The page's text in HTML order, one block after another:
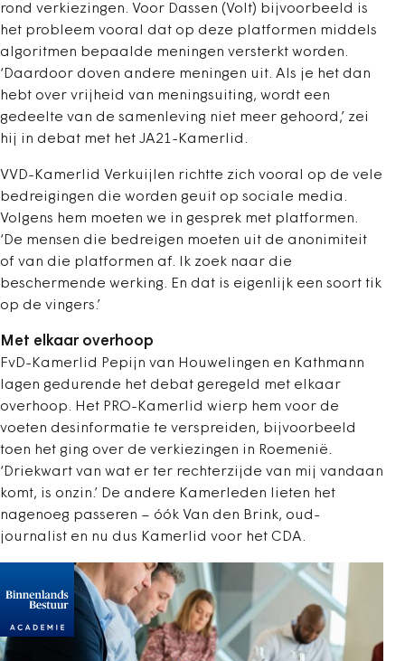
rond verkiezingen. Voor Dassen (Volt) bijvoorbeeld is
het probleem vooral dat op deze platformen middels
algoritmen bepaalde meningen versterkt worden.
‘Daardoor doven andere meningen uit. Als je het dan
hebt over vrijheid van meningsuiting, wordt een
gedeelte van de samenleving niet meer gehoord,’ zei
hij in debat met het JA21-Kamerlid.
VVD-Kamerlid Verkuijlen richtte zich vooral op de vele
bedreigingen die worden geuit op sociale media.
Volgens hem moeten we in gesprek met platformen.
‘De mensen die bedreigen moeten uit de anonimiteit
of van die platformen af. Ik zoek naar die
beschermende werking. En dat is eigenlijk een soort tik
op de vingers.’
Met elkaar overhoop
FvD-Kamerlid Pepijn van Houwelingen en Kathmann
lagen gedurende het debat geregeld met elkaar
overhoop. Het PRO-Kamerlid wierp hem voor de
voeten desinformatie te verspreiden, bijvoorbeeld
toen het ging over de verkiezingen in Roemenië.
‘Driekwart van wat er ter rechterzijde van mij vandaan
komt, is onzin.’ De andere Kamerleden lieten het
nagenoeg passeren – óók Van den Brink, oud-
journalist en nu dus Kamerlid voor het CDA.